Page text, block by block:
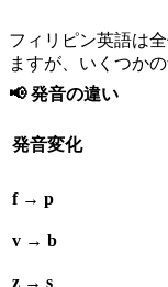
フィリピン英語は
ますが、いくつか
📢 発音の違い
発音変化
f → p
v → b
z → s